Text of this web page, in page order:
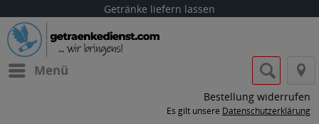
Getränke liefern lassen
Menü
Bestellung widerrufen
Es gilt unsere Datenschutzerklärung